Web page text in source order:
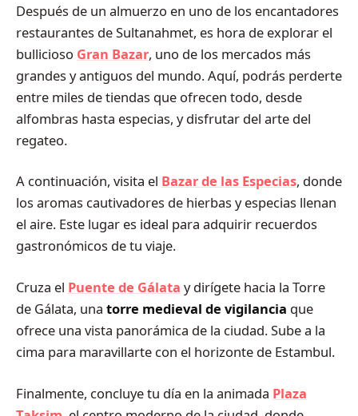
Después de un almuerzo en uno de los encantadores
restaurantes de Sultanahmet, es hora de explorar el
bullicioso Gran Bazar, uno de los mercados más
grandes y antiguos del mundo. Aquí, podrás perderte
entre miles de tiendas que ofrecen todo, desde
alfombras hasta especias, y disfrutar del arte del
regateo.
A continuación, visita el Bazar de las Especias, donde
los aromas cautivadores de hierbas y especias llenan
el aire. Este lugar es ideal para adquirir recuerdos
gastronómicos de tu viaje.
Cruza el Puente de Gálata y dirígete hacia la Torre
de Gálata, una torre medieval de vigilancia que
ofrece una vista panorámica de la ciudad. Sube a la
cima para maravillarte con el horizonte de Estambul.
Finalmente, concluye tu día en la animada Plaza